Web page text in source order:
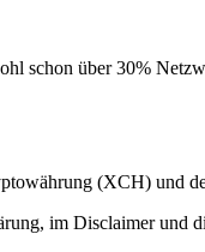
schon über 30%
(XCH) und
im Disclaimer und